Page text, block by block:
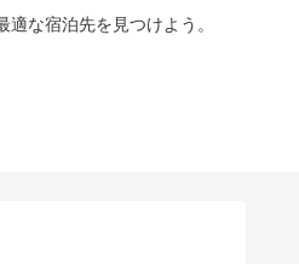
な宿泊先を見つけよう。